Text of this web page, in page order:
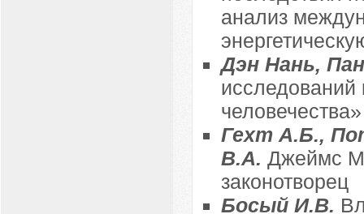
анализ
Дэн Нань,
Гехт А.Б.,
В.А. Джеймс
законотворец
Босый И.В.